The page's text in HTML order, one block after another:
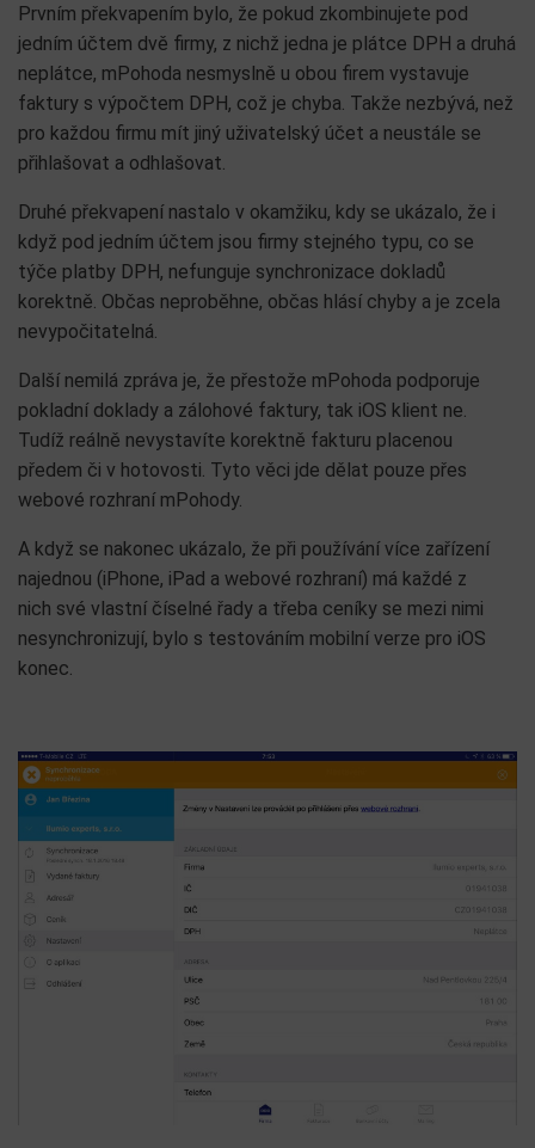
Prvním překvapením bylo, že pokud zkombinujete pod
jedním účtem dvě firmy, z nichž jedna je plátce DPH a druhá
neplátce, mPohoda nesmyslně u obou firem vystavuje
faktury s výpočtem DPH, což je chyba. Takže nezbývá, než
pro každou firmu mít jiný uživatelský účet a neustále se
přihlašovat a odhlašovat.
Druhé překvapení nastalo v okamžiku, kdy se ukázalo, že i
když pod jedním účtem jsou firmy stejného typu, co se
týče platby DPH, nefunguje synchronizace dokladů
korektně. Občas neproběhne, občas hlásí chyby a je zcela
nevypočitatelná.
Další nemilá zpráva je, že přestože mPohoda podporuje
pokladní doklady a zálohové faktury, tak iOS klient ne.
Tudíž reálně nevystavíte korektně fakturu placenou
předem či v hotovosti. Tyto věci jde dělat pouze přes
webové rozhraní mPohody.
A když se nakonec ukázalo, že při používání více zařízení
najednou (iPhone, iPad a webové rozhraní) má každé z
nich své vlastní číselné řady a třeba ceníky se mezi nimi
nesynchronizují, bylo s testováním mobilní verze pro iOS
konec.